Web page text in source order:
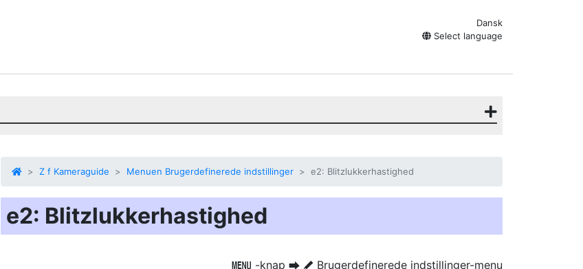
Dansk
Select language
Z f Kameraguide Menuen Brugerdefinerede indstillinger e2: Blitzlukkerhastighed
e2: Blitzlukkerhastighed
G -knap U A Brugerdefinerede indstillinger-menu